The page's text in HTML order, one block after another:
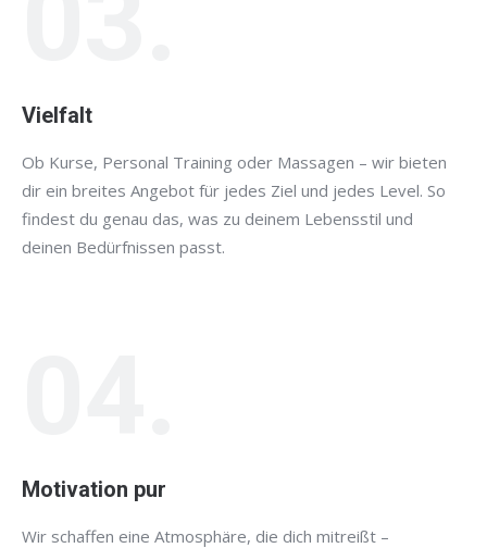
Vielfalt
Ob Kurse, Personal Training oder Massagen – wir bieten
dir ein breites Angebot für jedes Ziel und jedes Level. So
findest du genau das, was zu deinem Lebensstil und
deinen Bedürfnissen passt.
Motivation pur
Wir schaffen eine Atmosphäre, die dich mitreißt –